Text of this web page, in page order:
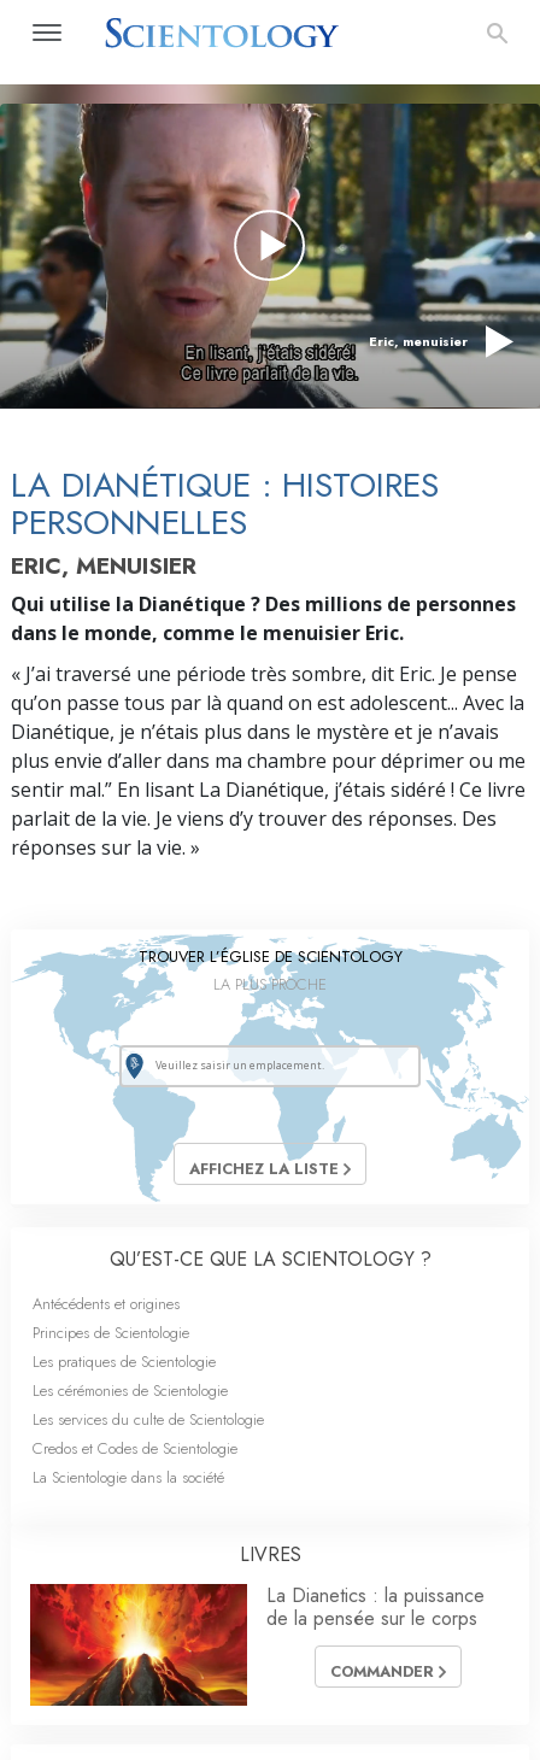
Eric, menuisier
LA DIANÉTIQUE : HISTOIRES
PERSONNELLES
ERIC, MENUISIER
Qui utilise la Dianétique ? Des millions de personnes
dans le monde, comme le menuisier Eric.
« J’ai traversé une période très sombre, dit Eric. Je pense
qu’on passe tous par là quand on est adolescent... Avec la
Dianétique, je n’étais plus dans le mystère et je n’avais
plus envie d’aller dans ma chambre pour déprimer ou me
sentir mal.” En lisant La Dianétique, j’étais sidéré ! Ce livre
parlait de la vie. Je viens d’y trouver des réponses. Des
réponses sur la vie. »
TROUVER L’ÉGLISE DE SCIENTOLOGY
LA PLUS PROCHE
AFFICHEZ LA LISTE
QU’EST-CE QUE LA SCIENTOLOGY ?
Antécédents et origines
Principes de Scientologie
Les pratiques de Scientologie
Les cérémonies de Scientologie
Les services du culte de Scientologie
Credos et Codes de Scientologie
La Scientologie dans la société
LIVRES
La Dianetics : la puissance
de la pensée sur le corps
COMMANDER